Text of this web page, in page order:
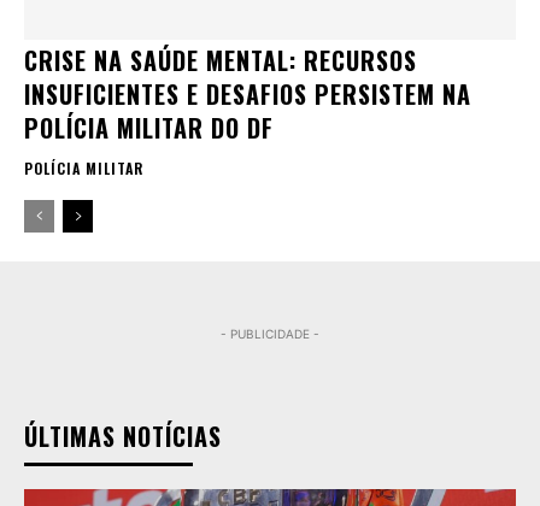
CRISE NA SAÚDE MENTAL: RECURSOS
INSUFICIENTES E DESAFIOS PERSISTEM NA
POLÍCIA MILITAR DO DF
POLÍCIA MILITAR
- PUBLICIDADE -
ÚLTIMAS NOTÍCIAS